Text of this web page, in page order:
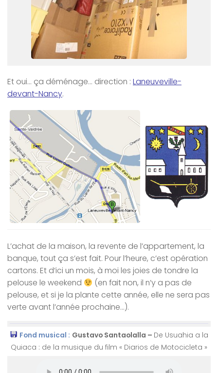
Et oui… ça déménage… direction : Laneuveville-
devant-Nancy.
L’achat de la maison, la revente de l’appartement, la
banque, tout ça s’est fait. Pour l’heure, c’est opération
cartons. Et d’ici un mois, à moi les joies de tondre la
pelouse le weekend
(en fait non, il n’y a pas de
pelouse, et si je la plante cette année, elle ne sera pas
verte avant l’année prochaine…).
Fond musical : Gustavo Santaolalla – De Usuahia a la
Quiaca : de la musique du film « Diarios de Motocicleta »